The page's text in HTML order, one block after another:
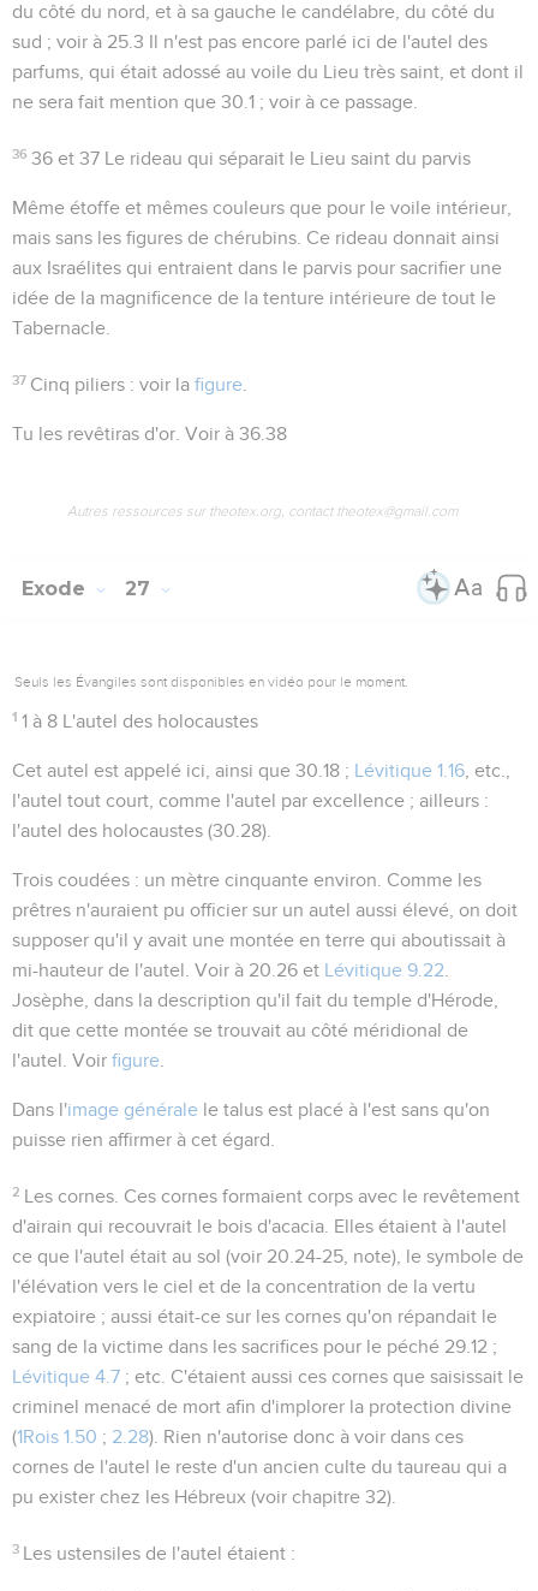
du côté du nord, et à sa gauche le candélabre, du côté du
sud ; voir à 25.3 Il n'est pas encore parlé ici de l'autel des
parfums, qui était adossé au voile du Lieu très saint, et dont il
ne sera fait mention que 30.1 ; voir à ce passage.
36 36 et 37 Le rideau qui séparait le Lieu saint du parvis
Même étoffe et mêmes couleurs que pour le voile intérieur,
mais sans les figures de chérubins. Ce rideau donnait ainsi
aux Israélites qui entraient dans le parvis pour sacrifier une
idée de la magnificence de la tenture intérieure de tout le
Tabernacle.
37 Cinq piliers : voir lafigure
Tu les revêtiras d'or . Voir à 36.38
Autres ressources sur theotex.org, contact theotex@gmail.com
Exode 27
Seuls les Évangiles sont disponibles en vidéo pour le moment.
1 1 à 8 L'autel des holocaustes
Cet autel est appelé ici, ainsi que 30.18 ; Lévitique 1.16 , etc.,
l'autel tout court, comme l'autel par excellence ; ailleurs :
l'autel des holocaustes (30.28).
Trois coudées : un mètre cinquante environ. Comme les
prêtres n'auraient pu officier sur un autel aussi élevé, on doit
supposer qu'il y avait une montée en terre qui aboutissait à
mi-hauteur de l'autel. Voir à 20.26 et Lévitique 9.22
Josèphe, dans la description qu'il fait du temple d'Hérode,
dit que cette montée se trouvait au côté méridional de
l'autel. Voir figure
Dans l'image générale le talus est placé à l'est sans qu'on
puisse rien affirmer à cet égard.
2 Les cornes . Ces cornes formaient corps avec le revêtement
d'airain qui recouvrait le bois d'acacia. Elles étaient à l'autel
ce que l'autel était au sol (voir 20.24-25 , note), le symbole de
l'élévation vers le ciel et de la concentration de la vertu
expiatoire ; aussi était-ce sur les cornes qu'on répandait le
sang de la victime dans les sacrifices pour le péché 29.12 ;
Lévitique 4.7 ; etc. C'étaient aussi ces cornes que saisissait le
criminel menacé de mort afin d'implorer la protection divine
(1Rois 1.50 ; 2.28). Rien n'autorise donc à voir dans ces
cornes de l'autel le reste d'un ancien culte du taureau qui a
pu exister chez les Hébreux (voir chapitre 32).
3 Les ustensiles de l'autel étaient :